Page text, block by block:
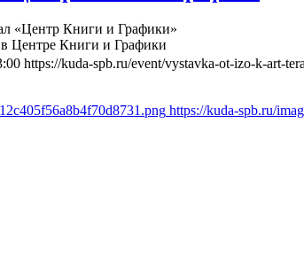
«Центр Книги и Графики»
Центре Книги и Графики
https://kuda-spb.ru/event/vystavka-ot-izo-k-art-
https://kuda-spb.ru/